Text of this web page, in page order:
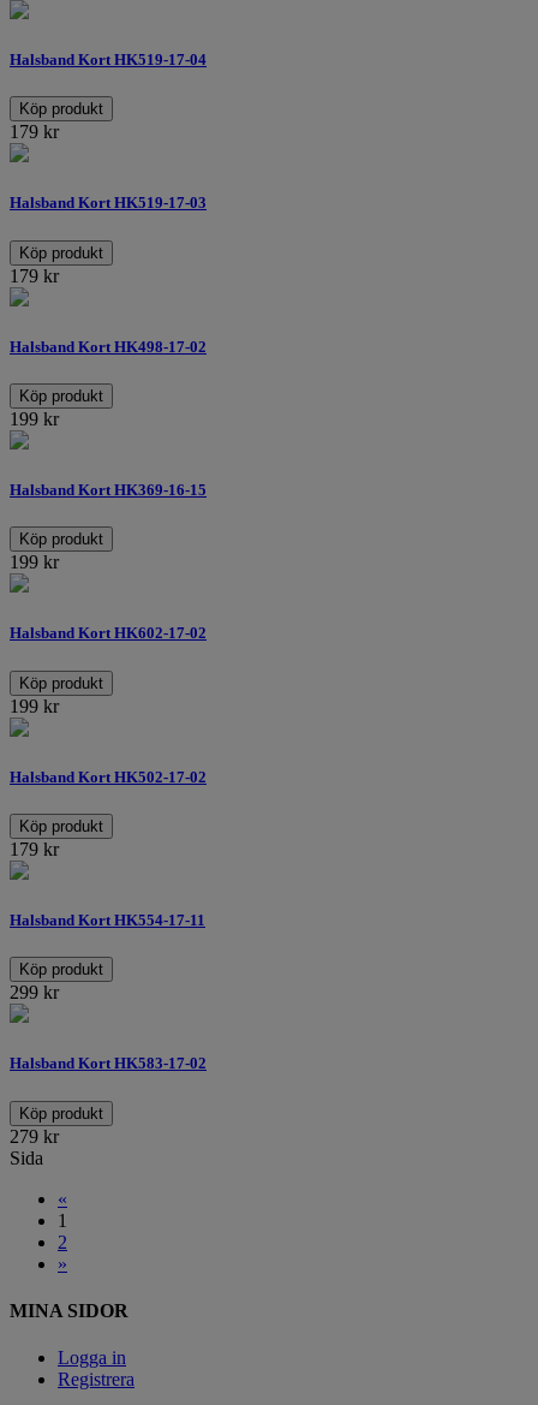
Halsband Kort HK519-17-04
Köp produkt
179 kr
Halsband Kort HK519-17-03
Köp produkt
179 kr
Halsband Kort HK498-17-02
Köp produkt
199 kr
Halsband Kort HK369-16-15
Köp produkt
199 kr
Halsband Kort HK602-17-02
Köp produkt
199 kr
Halsband Kort HK502-17-02
Köp produkt
179 kr
Halsband Kort HK554-17-11
Köp produkt
299 kr
Halsband Kort HK583-17-02
Köp produkt
279 kr
Sida
«
1
2
»
MINA SIDOR
Logga in
Registrera